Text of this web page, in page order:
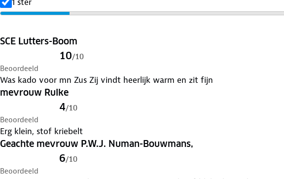
1 ster
SCE Lutters-Boom
10/10
Beoordeeld
Was kado voor mn Zus Zij vindt heerlijk warm en zit fijn
mevrouw Rulke
4/10
Beoordeeld
Erg klein, stof kriebelt
Geachte mevrouw P.W.J. Numan-Bouwmans,
6/10
Beoordeeld